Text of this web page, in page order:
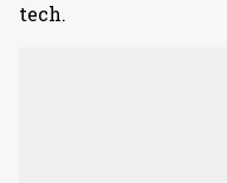
tech.